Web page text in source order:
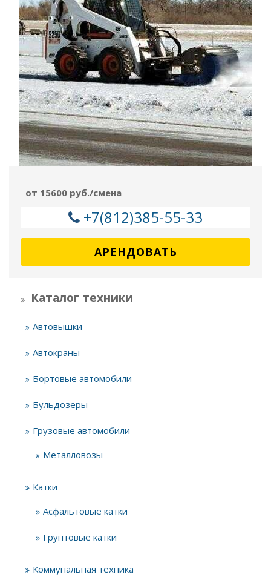
от 15600 руб./смена
+7(812)385-55-33
АРЕНДОВАТЬ
Каталог техники
Автовышки
Автокраны
Бортовые автомобили
Бульдозеры
Грузовые автомобили
Металловозы
Катки
Асфальтовые катки
Грунтовые катки
Коммунальная техника